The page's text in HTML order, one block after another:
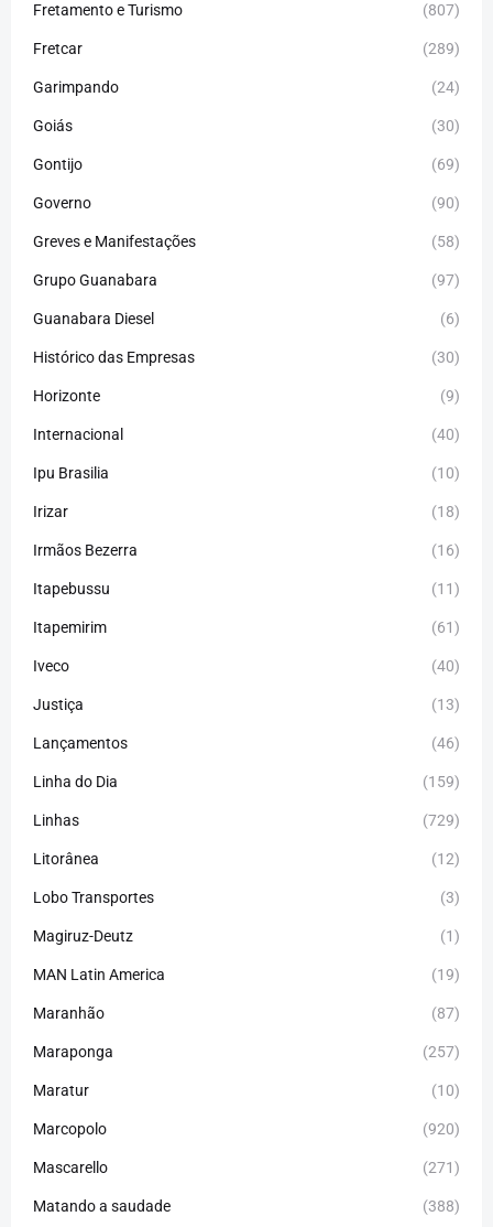
Fretamento e Turismo (807)
Fretcar (289)
Garimpando (24)
Goiás (30)
Gontijo (69)
Governo (90)
Greves e Manifestações (58)
Grupo Guanabara (97)
Guanabara Diesel (6)
Histórico das Empresas (30)
Horizonte (9)
Internacional (40)
Ipu Brasilia (10)
Irizar (18)
Irmãos Bezerra (16)
Itapebussu (11)
Itapemirim (61)
Iveco (40)
Justiça (13)
Lançamentos (46)
Linha do Dia (159)
Linhas (729)
Litorânea (12)
Lobo Transportes (3)
Magiruz-Deutz (1)
MAN Latin America (19)
Maranhão (87)
Maraponga (257)
Maratur (10)
Marcopolo (920)
Mascarello (271)
Matando a saudade (388)